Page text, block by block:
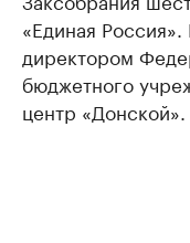
«Единая
директором
бюджетного
центр «Донской».